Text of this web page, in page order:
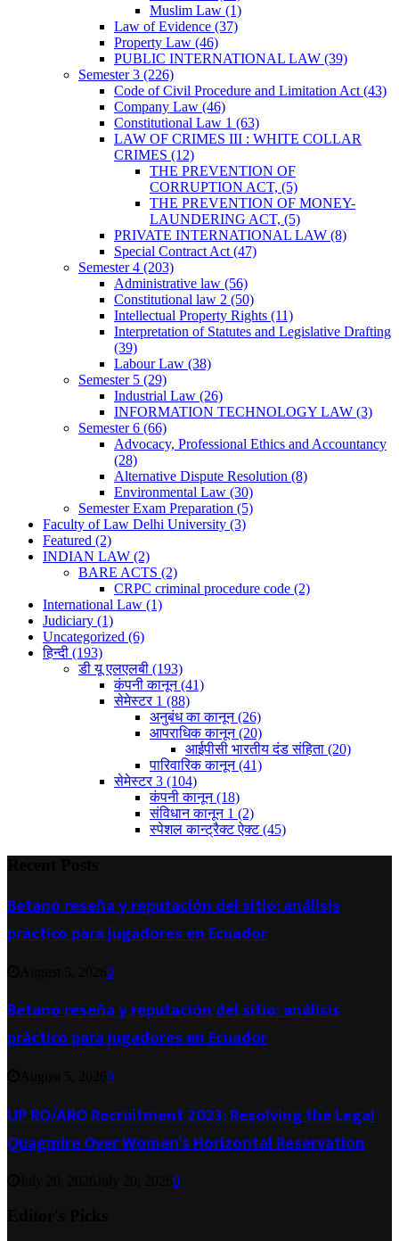
Muslim Law (1)
Law of Evidence (37)
Property Law (46)
PUBLIC INTERNATIONAL LAW (39)
Semester 3 (226)
Code of Civil Procedure and Limitation Act (43)
Company Law (46)
Constitutional Law 1 (63)
LAW OF CRIMES III : WHITE COLLAR
CRIMES (12)
THE PREVENTION OF
CORRUPTION ACT, (5)
THE PREVENTION OF MONEY-
LAUNDERING ACT, (5)
PRIVATE INTERNATIONAL LAW (8)
Special Contract Act (47)
Semester 4 (203)
Administrative law (56)
Constitutional law 2 (50)
Intellectual Property Rights (11)
Interpretation of Statutes and Legislative Drafting
(39)
Labour Law (38)
Semester 5 (29)
Industrial Law (26)
INFORMATION TECHNOLOGY LAW (3)
Semester 6 (66)
Advocacy, Professional Ethics and Accountancy
(28)
Alternative Dispute Resolution (8)
Environmental Law (30)
Semester Exam Preparation (5)
Faculty of Law Delhi University (3)
Featured (2)
INDIAN LAW (2)
BARE ACTS (2)
CRPC criminal procedure code (2)
International Law (1)
Judiciary (1)
Uncategorized (6)
हिन्दी (193)
डी यू एलएलबी (193)
कंपनी कानून(41)
सेमेस्टर 1 (88)
अनुबंध का कानून(26)
आपराधिक कानून(20)
आईपीसी भारतीय दंड संहिता (20)
पारिवारिक कानून(41)
सेमेस्टर 3 (104)
कंपनी कानून(18)
संविधान कानून 1 (2)
स्पेशल कान्ट्रैक्ट ऐक्ट(45)
Betano reseña y reputación del sitio: análisis
práctico para jugadores en Ecuador
0
Betano reseña y reputación del sitio: análisis
práctico para jugadores en Ecuador
0
UP RO/ARO Recruitment 2023: Resolving the Legal
Quagmire Over Women’s Horizontal Reservation
0